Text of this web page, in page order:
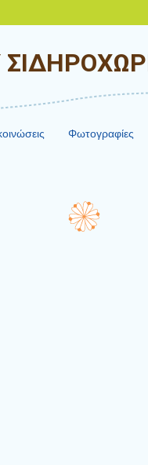
Φωτογραφίες